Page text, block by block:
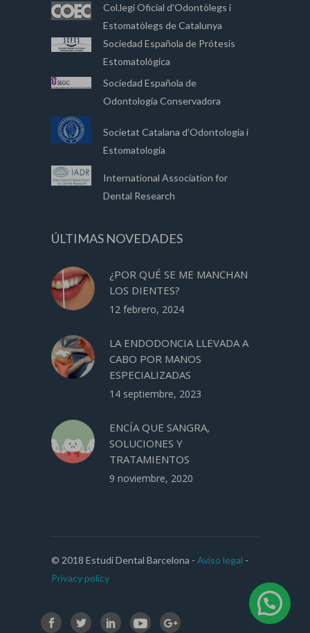
Col.legi Oficial d'Odontòlegs i
Estomatòlegs de Catalunya
Sociedad Española de Prótesis
Estomatológica
Sociedad Española de
Odontología Conservadora
Societat Catalana d’Odontologia i
Estomatologia
International Association for
Dental Research
ÚLTIMAS NOVEDADES
¿POR QUÉ SE ME MANCHAN
LOS DIENTES?
12 febrero, 2024
LA ENDODONCIA LLEVADA A
CABO POR MANOS
ESPECIALIZADAS
14 septiembre, 2023
ENCÍA QUE SANGRA,
SOLUCIONES Y
TRATAMIENTOS
9 noviembre, 2020
© 2018 Estudi Dental Barcelona - Aviso legal -
Privacy policy